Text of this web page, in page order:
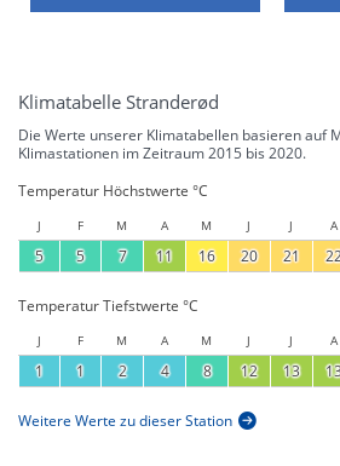
Klimatabelle Stranderød
Die Werte unserer Klimatabellen basieren auf
Klimastationen im Zeitraum 2015 bis 2020.
Temperatur Höchstwerte °C
J F M A M J J A
5 5 7 11 16 20 21
Temperatur Tiefstwerte °C
J F M A M J J A
1 1 2 4 8 12 13
Weitere Werte zu dieser Station